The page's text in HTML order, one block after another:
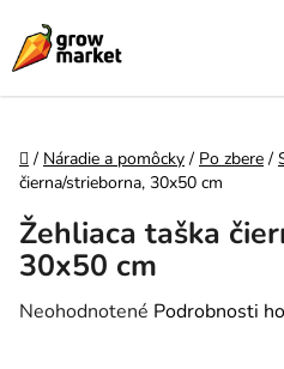
Domov
/ Náradie a pomôcky / Po zbere /
čierna/strieborna, 30x50 cm
Žehliaca taška
30x50 cm
Priemerné hodnotenie
Neohodnotené Podrobnosti